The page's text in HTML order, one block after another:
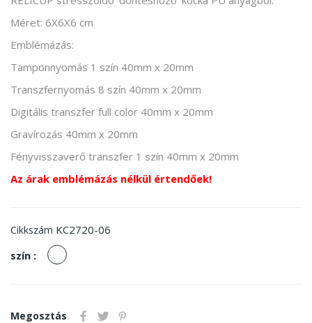
Méret: 6X6X6 cm
Emblémázás:
Tamponnyomás 1 szín 40mm x 20mm
Transzfernyomás 8 szín 40mm x 20mm
Digitális transzfer full color 40mm x 20mm
Gravírozás 40mm x 20mm
Fényvisszaverő transzfer 1 szín 40mm x 20mm
Az árak emblémázás nélkül értendőek!
Cikkszám KC2720-06
szín :
fehér
Megosztás